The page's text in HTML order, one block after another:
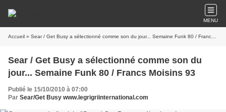
MENU
Accueil » Sear / Get Busy a sélectionné comme son du jour... Semaine Funk 80 / Francs Moisins 93
Sear / Get Busy a sélectionné comme son du
jour... Semaine Funk 80 / Francs Moisins 93
Publié le 15/10/2010 à 07:00
Par Sear/Get Busy www.legrigriinternational.com